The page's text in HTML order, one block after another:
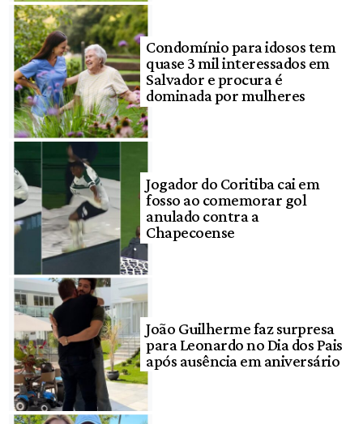
Condomínio para idosos tem
quase 3 mil interessados em
Salvador e procura é
dominada por mulheres
Jogador do Coritiba cai em
fosso ao comemorar gol
anulado contra a
Chapecoense
João Guilherme faz surpresa
para Leonardo no Dia dos Pais
após ausência em aniversário